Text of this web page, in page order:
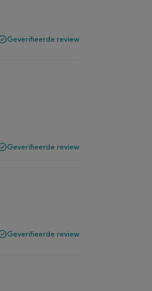
Geverifieerde review
Geverifieerde review
Geverifieerde review